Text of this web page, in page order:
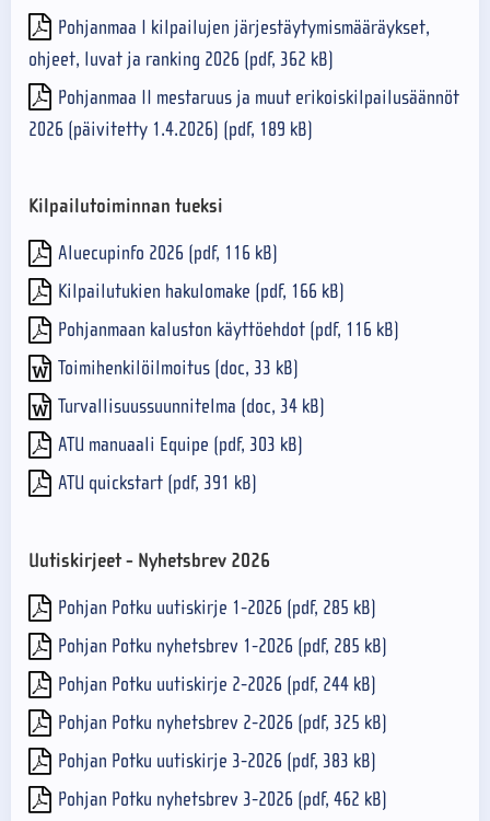
Pohjanmaa I kilpailujen järjestäytymismääräykset,
ohjeet, luvat ja ranking 2026 (pdf, 362 kB)
Pohjanmaa II mestaruus ja muut erikoiskilpailusäännöt
2026 (päivitetty 1.4.2026) (pdf, 189 kB)
Kilpailutoiminnan tueksi
Aluecupinfo 2026 (pdf, 116 kB)
Kilpailutukien hakulomake (pdf, 166 kB)
Pohjanmaan kaluston käyttöehdot (pdf, 116 kB)
Toimihenkilöilmoitus (doc, 33 kB)
Turvallisuussuunnitelma (doc, 34 kB)
ATU manuaali Equipe (pdf, 303 kB)
ATU quickstart (pdf, 391 kB)
Uutiskirjeet - Nyhetsbrev 2026
Pohjan Potku uutiskirje 1-2026 (pdf, 285 kB)
Pohjan Potku nyhetsbrev 1-2026 (pdf, 285 kB)
Pohjan Potku uutiskirje 2-2026 (pdf, 244 kB)
Pohjan Potku nyhetsbrev 2-2026 (pdf, 325 kB)
Pohjan Potku uutiskirje 3-2026 (pdf, 383 kB)
Pohjan Potku nyhetsbrev 3-2026 (pdf, 462 kB)